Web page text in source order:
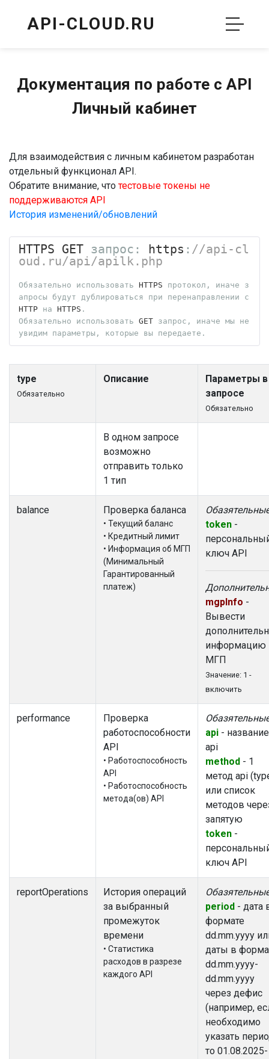
API-CLOUD.RU
Документация по работе с API
Личный кабинет
Для взаимодействия с личным кабинетом разработан
отдельный функционал API.
Обратите внимание, чтотестовые токены не
поддерживаются API
История изменений/обновлений
HTTPS GET запрос: https : //api-cl
oud.ru/api/apilk.php
Обязательно использовать HTTPS протокол, иначе
з
апросы
будут дублироваться при перенаправлении
с
HTTP на HTTPS .
Обязательно
использовать GET запрос, иначе мы
не
увидим параметры, которые вы передаете.
type
Обязательно
Описание
Параметры в
запросе
Обязательно
В одном запросе
возможно
отправить только
1 тип
balance Проверка баланса
• Текущий баланс
• Кредитный лимит
• Информация об МГП
(Минимальный
Гарантированный
платеж)
token -
ключ API
mgpInfo -
Вывести
информацию
МГП
Значение: 1 -
включить
performance
Проверка
работоспособности
API
• Работоспособность
API
• Работоспособность
метода(ов) API
api - название
api
method - 1
метод api
или список
методов
запятую
token -
ключ API
reportOperations
История операций
за выбранный
промежуток
времени
• Статистика
расходов в разрезе
каждого API
period - дата
формате
dd.mm.yyyy
даты в
dd.mm.yyyy-
dd.mm.yyyy
через дефис
(например,
необходимо
указать
то 01.08.2025-